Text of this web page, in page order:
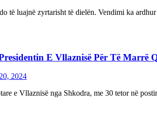
të luajnë zyrtarisht të dielën. Vendimi ka
E Vllaznisë Për Të Marrë
2024
e Vllaznisë nga Shkodra, me 30 tetor në